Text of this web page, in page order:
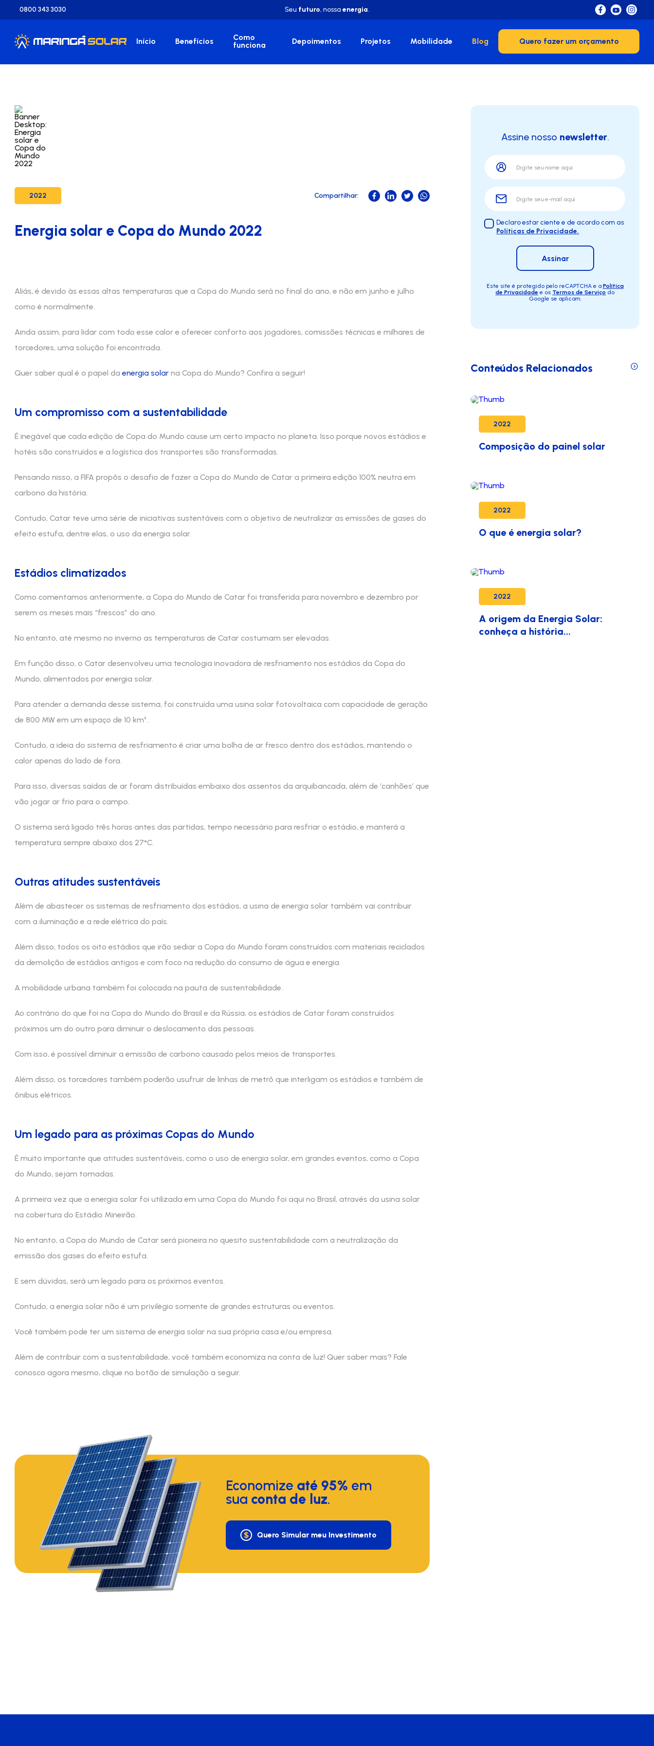
0800 343 3030 Seu futuro, nossa energia.
Início Benefícios
Como
funciona
Depoimentos Projetos Mobilidade Blog Quero fazer um orçamento
2022 Compartilhar:
Energia solar e Copa do Mundo 2022
Aliás, é devido às essas altas temperaturas que a Copa do Mundo será no final do ano, e não em junho e julho
como é normalmente.
Ainda assim, para lidar com todo esse calor e oferecer conforto aos jogadores, comissões técnicas e milhares de
torcedores, uma solução foi encontrada.
Quer saber qual é o papel da energia solar na Copa do Mundo? Confira a seguir!
Um compromisso com a sustentabilidade
É inegável que cada edição de Copa do Mundo cause um certo impacto no planeta. Isso porque novos estádios e
hotéis são construídos e a logística dos transportes são transformadas.
Pensando nisso, a FIFA propôs o desafio de fazer a Copa do Mundo de Catar a primeira edição 100% neutra em
carbono da história.
Contudo, Catar teve uma série de iniciativas sustentáveis com o objetivo de neutralizar as emissões de gases do
efeito estufa, dentre elas, o uso da energia solar.
Estádios climatizados
Como comentamos anteriormente, a Copa do Mundo de Catar foi transferida para novembro e dezembro por
serem os meses mais “frescos” do ano.
No entanto, até mesmo no inverno as temperaturas de Catar costumam ser elevadas.
Em função disso, o Catar desenvolveu uma tecnologia inovadora de resfriamento nos estádios da Copa do
Mundo, alimentados por energia solar.
Para atender a demanda desse sistema, foi construída uma usina solar fotovoltaica com capacidade de geração
de 800 MW em um espaço de 10 km².
Contudo, a ideia do sistema de resfriamento é criar uma bolha de ar fresco dentro dos estádios, mantendo o
calor apenas do lado de fora.
Para isso, diversas saídas de ar foram distribuídas embaixo dos assentos da arquibancada, além de ‘canhões’ que
vão jogar ar frio para o campo.
O sistema será ligado três horas antes das partidas, tempo necessário para resfriar o estádio, e manterá a
temperatura sempre abaixo dos 27°C.
Outras atitudes sustentáveis
Além de abastecer os sistemas de resfriamento dos estádios, a usina de energia solar também vai contribuir
com a iluminação e a rede elétrica do país.
Além disso, todos os oito estádios que irão sediar a Copa do Mundo foram construídos com materiais reciclados
da demolição de estádios antigos e com foco na redução do consumo de água e energia.
A mobilidade urbana também foi colocada na pauta de sustentabilidade.
Ao contrário do que foi na Copa do Mundo do Brasil e da Rússia, os estádios de Catar foram construídos
próximos um do outro para diminuir o deslocamento das pessoas.
Com isso, é possível diminuir a emissão de carbono causado pelos meios de transportes.
Além disso, os torcedores também poderão usufruir de linhas de metrô que interligam os estádios e também de
ônibus elétricos.
Um legado para as próximas Copas do Mundo
É muito importante que atitudes sustentáveis, como o uso de energia solar, em grandes eventos, como a Copa
do Mundo, sejam tomadas.
A primeira vez que a energia solar foi utilizada em uma Copa do Mundo foi aqui no Brasil, através da usina solar
na cobertura do Estádio Mineirão.
No entanto, a Copa do Mundo de Catar será pioneira no quesito sustentabilidade com a neutralização da
emissão dos gases do efeito estufa.
E sem dúvidas, será um legado para os próximos eventos.
Contudo, a energia solar não é um privilégio somente de grandes estruturas ou eventos.
Você também pode ter um sistema de energia solar na sua própria casa e/ou empresa.
Além de contribuir com a sustentabilidade, você também economiza na conta de luz! Quer saber mais? Fale
conosco agora mesmo, clique no botão de simulação a seguir.
Economize até 95% em
sua conta de luz.
Quero Simular meu Investimento
Assine nosso newsletter.
Declaro estar ciente e de acordo com as
Políticas de Privacidade.
Assinar
Este site é protegido pelo reCAPTCHA e a Política
de Privacidade e os Termos de Serviço do
Google se aplicam.
Conteúdos Relacionados
2022
Composição do painel solar
2022
O que é energia solar?
2022
A origem da Energia Solar:
conheça a história...